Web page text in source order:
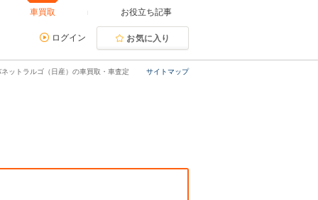
車買取 お役立ち記事
ログイン お気に入り
サイトマップ
ネットラルゴ（日産）の車買取・車査定